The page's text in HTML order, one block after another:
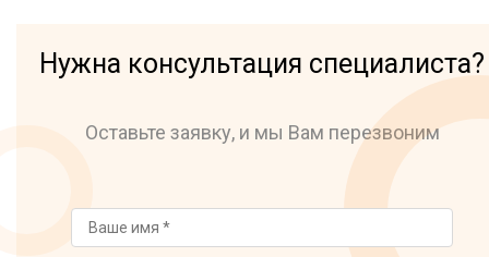
Нужна консультация специалиста?
Оставьте заявку, и мы Вам перезвоним